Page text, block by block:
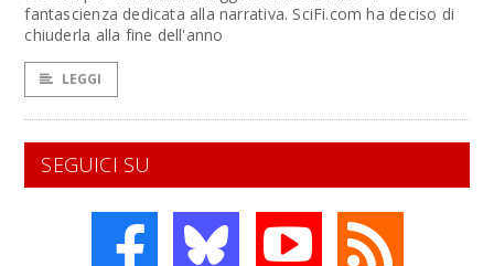
fantascienza dedicata alla narrativa. SciFi.com ha deciso di
chiuderla alla fine dell'anno
LEGGI
SEGUICI SU